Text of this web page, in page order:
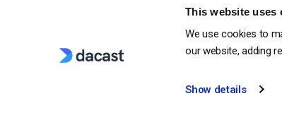
This website uses
We use cookies to
our website, adding
Show details